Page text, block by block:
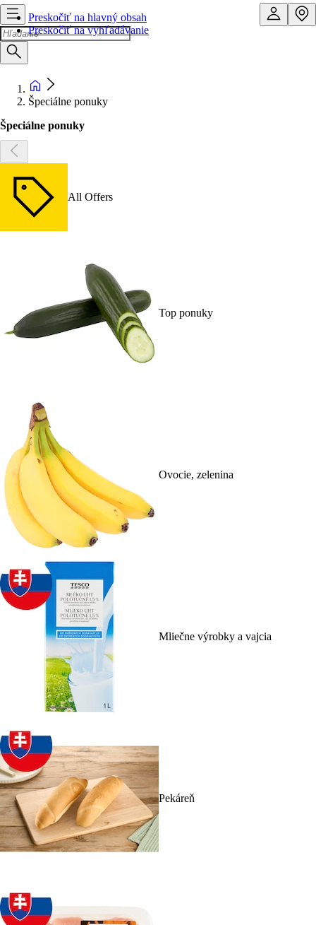
Preskočiť na hlavný obsah
Preskočiť na vyhľadávanie
Špeciálne ponuky
Špeciálne ponuky
All Offers
Top ponuky
Ovocie, zelenina
Mliečne výrobky a vajcia
Pekáreň